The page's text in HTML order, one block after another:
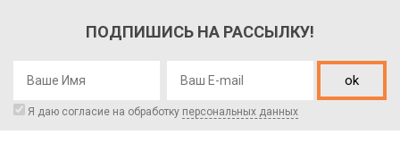
ПОДПИШИСЬ НА РАССЫЛКУ!
ok
Я даю согласие на обработку персональных данных